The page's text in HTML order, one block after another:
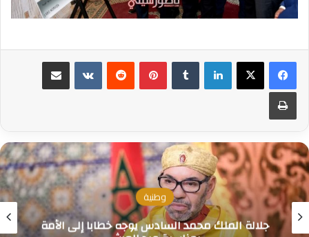
لينكدإن بينتيريست
مشاركة عبر البريد
طباعة
وطنية
جلالة الملك محمد السادس يوجه خطابا إلى الأمة